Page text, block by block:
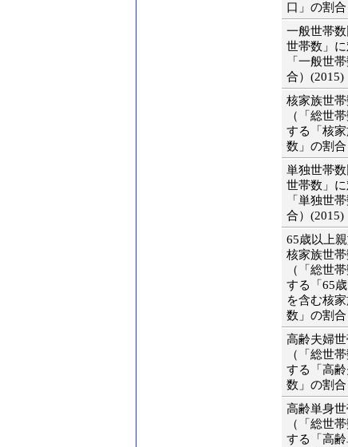
口」の割
一般世帯
世帯数」
「一般世
合）(2015)
核家族世
（「総世
する「核
数」の割
単独世帯
世帯数」
「単独世
合）(2015)
65歳以上
核家族世
（「総世
する「65
を含む核
数」の割
高齢夫婦
（「総世
する「高
数」の割
高齢単身
（「総世
する「高